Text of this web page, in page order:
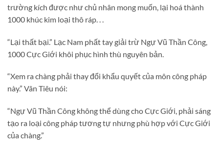
trường kích được như chủ nhân mong muốn, lại hoá thành
1000 khúc kim loại thô ráp. . .
“Lại thất bại.” Lạc Nam phất tay giải trừ Ngự Vũ Thần Công,
1000 Cực Giới khôi phục hình thù nguyên bản.
“Xem ra chàng phải thay đổi khẩu quyết của môn công pháp
này.” Vân Tiêu nói:
“Ngự Vũ Thần Công không thể dùng cho Cực Giới, phải sáng
tạo ra loại công pháp tương tự nhưng phù hợp với Cực Giới
của chàng.”